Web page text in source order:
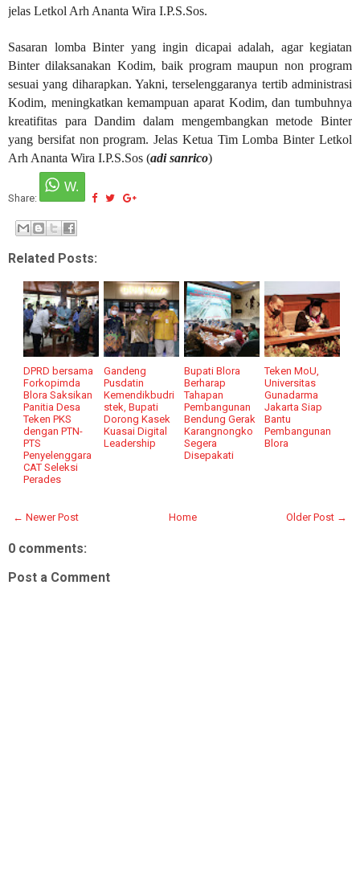
jelas Letkol Arh Ananta Wira I.P.S.Sos.
Sasaran lomba Binter yang ingin dicapai adalah, agar kegiatan
Binter dilaksanakan Kodim, baik program maupun non program
sesuai yang diharapkan. Yakni, terselenggaranya tertib administrasi
Kodim, meningkatkan kemampuan aparat Kodim, dan tumbuhnya
kreatifitas para Dandim dalam mengembangkan metode Binter
yang bersifat non program. Jelas Ketua Tim Lomba Binter Letkol
Arh Ananta Wira I.P.S.Sos (adi sanrico)
Share:
Related Posts:
DPRD bersama
Forkopimda
Blora Saksikan
Panitia Desa
Teken PKS
dengan PTN-
PTS
Penyelenggara
CAT Seleksi
Perades
Gandeng
Pusdatin
Kemendikbudri
stek, Bupati
Dorong Kasek
Kuasai Digital
Leadership
Bupati Blora
Berharap
Tahapan
Pembangunan
Bendung Gerak
Karangnongko
Segera
Disepakati
Teken MoU,
Universitas
Gunadarma
Jakarta Siap
Bantu
Pembangunan
Blora
← Newer Post Older Post →
Home
0 comments:
Post a Comment